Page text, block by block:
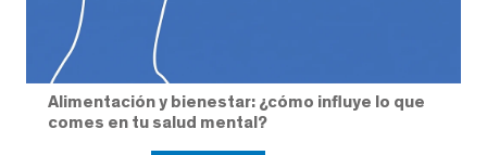
Alimentación y bienestar: ¿cómo influye lo que
comes en tu salud mental?